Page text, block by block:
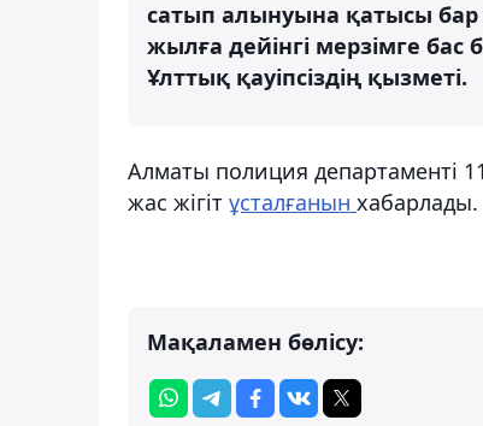
сатып алынуына қатысы
жылға дейінгі мерзімге
Ұлттық қауіпсіздің қызметі.
Алматы полиция департаменті 11
жас жігіт ұсталғанын хабарлады.
Мақаламен бөлісу: